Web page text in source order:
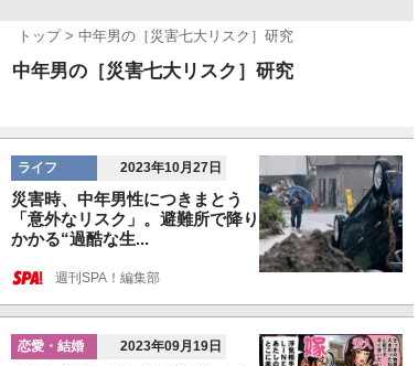
トップ 中年男の［災害七大リスク］研究
中年男の［災害七大リスク］研究
ライフ 2023年10月27日
災害時、中年男性につきまとう
「意外なリスク」。避難所で降り
かかる“過酷な生...
週刊SPA！編集部
恋愛・結婚 2023年09月19日